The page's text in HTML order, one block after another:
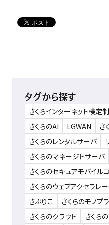
タグから探す
さくらインターネット検定
さくらのAI
LGWAN
さ
さくらのレンタルサーバ
さくらのマネージドサーバ
さくらのセキュアモバイル
さくらのウェブアクセラレ
さぶりこ
さくらのモノプ
さくらのクラウド
さくら